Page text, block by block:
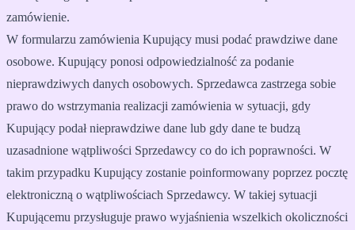
zamówienie.
W formularzu zamówienia Kupujący musi podać prawdziwe dane
osobowe. Kupujący ponosi odpowiedzialność za podanie
nieprawdziwych danych osobowych. Sprzedawca zastrzega sobie
prawo do wstrzymania realizacji zamówienia w sytuacji, gdy
Kupujący podał nieprawdziwe dane lub gdy dane te budzą
uzasadnione wątpliwości Sprzedawcy co do ich poprawności. W
takim przypadku Kupujący zostanie poinformowany poprzez pocztę
elektroniczną o wątpliwościach Sprzedawcy. W takiej sytuacji
Kupującemu przysługuje prawo wyjaśnienia wszelkich okoliczności